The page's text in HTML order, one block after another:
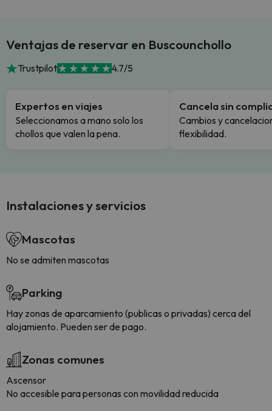
Ventajas de reservar en Buscounchollo
Trustpilot 4.7/5
Expertos en viajes
Seleccionamos a mano solo los
chollos que valen la pena.
Cancela sin
Cambios y
flexibilidad.
Instalaciones y servicios
Mascotas
No se admiten mascotas
Parking
Hay zonas de aparcamiento (publicas o privadas) cerca del
alojamiento. Pueden ser de pago.
Zonas comunes
Ascensor
No accesible para personas con movilidad reducida